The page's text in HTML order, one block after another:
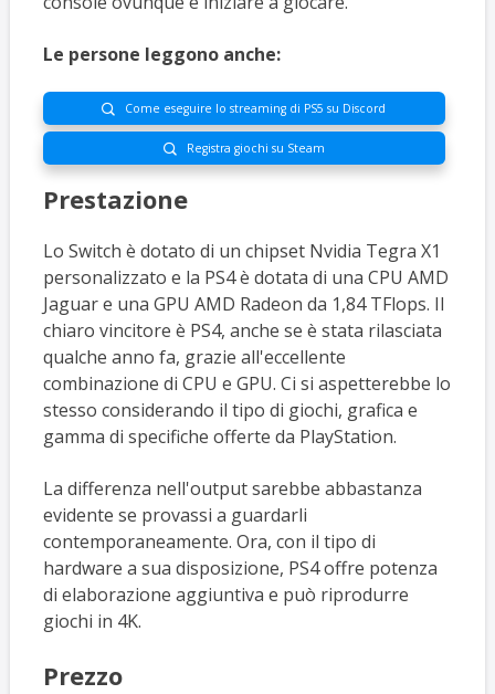
Le persone leggono anche:
 Come eseguire lo streaming di PS5 su Discord
 Registra giochi su Steam
Prestazione
Lo Switch è dotato di un chipset Nvidia Tegra X1
personalizzato e la PS4 è dotata di una CPU AMD
Jaguar e una GPU AMD Radeon da 1,84 TFlops. Il
chiaro vincitore è PS4, anche se è stata rilasciata
qualche anno fa, grazie all'eccellente
combinazione di CPU e GPU. Ci si aspetterebbe lo
stesso considerando il tipo di giochi, grafica e
gamma di specifiche offerte da PlayStation.
La differenza nell'output sarebbe abbastanza
evidente se provassi a guardarli
contemporaneamente. Ora, con il tipo di
hardware a sua disposizione, PS4 offre potenza
di elaborazione aggiuntiva e può riprodurre
giochi in 4K.
Prezzo